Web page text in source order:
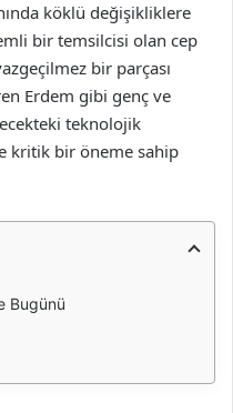
köklü değişikliklere
bir temsilcisi olan cep
bir parçası
Erdem gibi genç ve
teknolojik
kritik bir öneme sahip
Bugünü